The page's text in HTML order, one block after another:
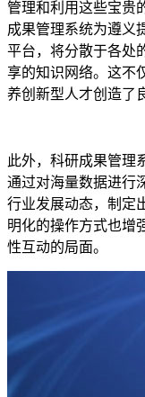
管理和利用这些宝贵
成果管理系统为遵
平台，将分散于各处
享的知识网络。这不
养创新型人才创造了
此外，科研成果管理
通过对海量数据进行
行业发展动态，制定
明化的操作方式也增
性互动的局面。